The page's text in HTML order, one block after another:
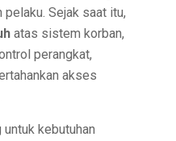
Sejak saat itu,
atas sistem korban,
perangkat,
akses
kebutuhan